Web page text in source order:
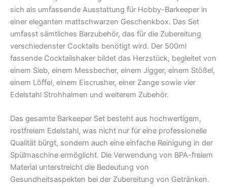
sich als umfassende Ausstattung für Hobby-Barkeeper in
einer eleganten mattschwarzen Geschenkbox. Das Set
umfasst sämtliches Barzubehör, das für die Zubereitung
verschiedenster Cocktails benötigt wird. Der 500ml
fassende Cocktailshaker bildet das Herzstück, begleitet von
einem Sieb, einem Messbecher, einem Jigger, einem Stößel,
einem Löffel, einem Eiscrusher, einer Zange sowie vier
Edelstahl Strohhalmen und weiterem Zubehör.
Das gesamte Barkeeper Set besteht aus hochwertigem,
rostfreiem Edelstahl, was nicht nur für eine professionelle
Qualität bürgt, sondern auch eine einfache Reinigung in der
Spülmaschine ermöglicht. Die Verwendung von BPA-freiem
Material unterstreicht die Bedeutung von
Gesundheitsaspekten bei der Zubereitung von Getränken.